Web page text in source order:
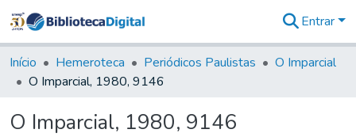
&
Coleções
Tudo na
Digital
Entrar
Início Hemeroteca Periódicos Paulistas
O Imparcial
O Imparcial, 1980, 9146
O Imparcial, 1980, 9146